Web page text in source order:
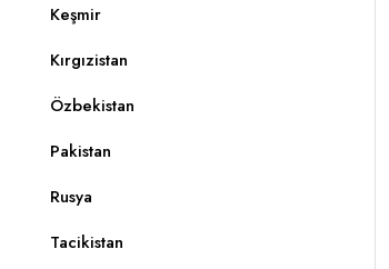
Keşmir
Kırgızistan
Özbekistan
Pakistan
Rusya
Tacikistan